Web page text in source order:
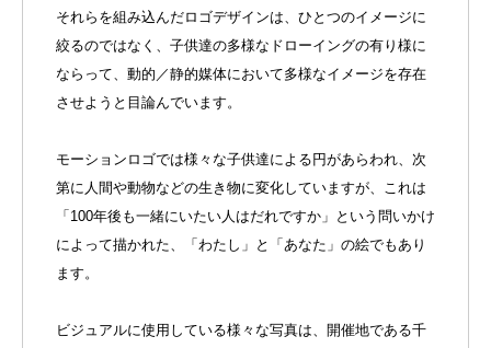
それらを組み込んだロゴデザインは、ひとつのイメージに
絞るのではなく、子供達の多様なドローイングの有り様に
ならって、動的／静的媒体において多様なイメージを存在
させようと目論んでいます。
モーションロゴでは様々な子供達による円があらわれ、次
第に人間や動物などの生き物に変化していますが、これは
「100年後も一緒にいたい人はだれですか」という問いかけ
によって描かれた、「わたし」と「あなた」の絵でもあり
ます。
ビジュアルに使用している様々な写真は、開催地である千